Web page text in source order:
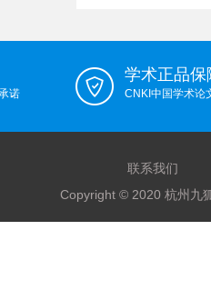
诺
学术正品保
CNKI中国学术论
联系我们
Copyright © 2020 杭州九